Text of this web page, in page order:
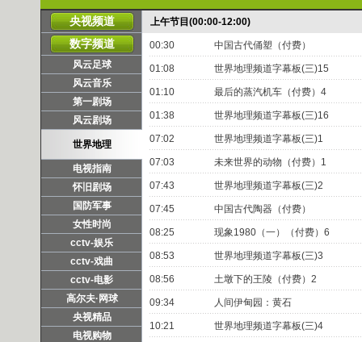
央视频道
数字频道
风云足球
风云音乐
第一剧场
风云剧场
世界地理
电视指南
怀旧剧场
国防军事
女性时尚
cctv-娱乐
cctv-戏曲
cctv-电影
高尔夫·网球
央视精品
电视购物
上午节目(00:00-12:00)
00:30 中国古代俑塑（付费）
01:08 世界地理频道字幕板(三)15
01:10 最后的蒸汽机车（付费）4
01:38 世界地理频道字幕板(三)16
07:02 世界地理频道字幕板(三)1
07:03 未来世界的动物（付费）1
07:43 世界地理频道字幕板(三)2
07:45 中国古代陶器（付费）
08:25 现象1980（一）（付费）6
08:53 世界地理频道字幕板(三)3
08:56 土墩下的王陵（付费）2
09:34 人间伊甸园：黄石
10:21 世界地理频道字幕板(三)4